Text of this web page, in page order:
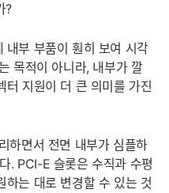
?
내부 부품이 훤히 보여 시각
목적이 아니라, 내부가 깔
터 지원이 더 큰 의미를 가진
하면서 전면 내부가 심플하
. PCI-E 슬롯은 수직과 수평
하는 대로 변경할 수 있는 것